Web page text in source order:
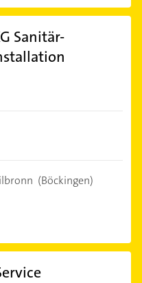
Sanitär-
(Böckingen)